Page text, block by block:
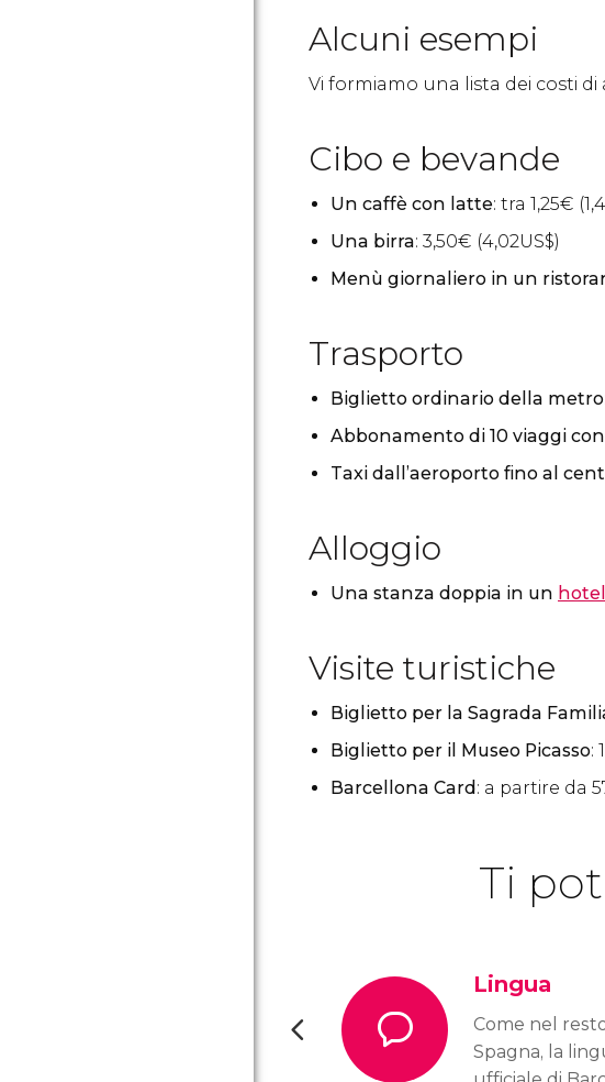
Alcuni esempi
Vi formiamo una lista dei costi
Cibo e bevande
Un caffè con latte: tra 1,25€
Una birra: 3,50€ (4,02US$)
Menù giornaliero in un
Trasporto
Biglietto ordinario della metro
Abbonamento di 10 viaggi
Taxi dall’aeroporto fino al
Alloggio
Una stanza doppia in un hotel
Visite turistiche
Biglietto per la Sagrada
Biglietto per il Museo Picasso:
Barcellona Card: a partire da
Ti
Lingua
Come nel
Spagna, la